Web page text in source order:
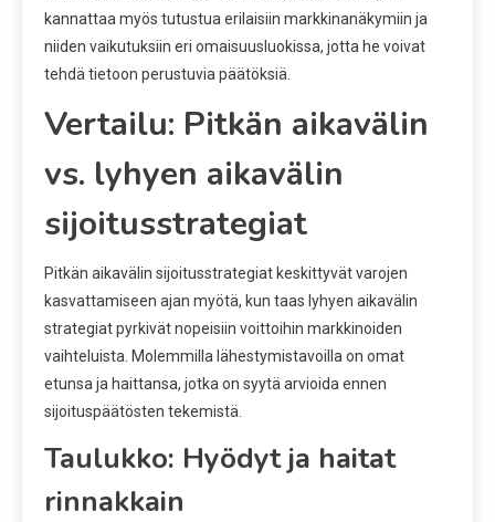
kannattaa myös tutustua erilaisiin markkinanäkymiin ja
niiden vaikutuksiin eri omaisuusluokissa, jotta he voivat
tehdä tietoon perustuvia päätöksiä.
Vertailu: Pitkän aikavälin
vs. lyhyen aikavälin
sijoitusstrategiat
Pitkän aikavälin sijoitusstrategiat keskittyvät varojen
kasvattamiseen ajan myötä, kun taas lyhyen aikavälin
strategiat pyrkivät nopeisiin voittoihin markkinoiden
vaihteluista. Molemmilla lähestymistavoilla on omat
etunsa ja haittansa, jotka on syytä arvioida ennen
sijoituspäätösten tekemistä.
Taulukko: Hyödyt ja haitat
rinnakkain